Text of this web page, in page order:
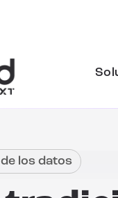
los datos